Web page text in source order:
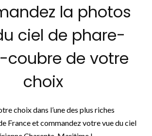
la photos
ciel de phare-
de votre
choix
choix dans l’une des plus riches
France et commandez votre vue du ciel